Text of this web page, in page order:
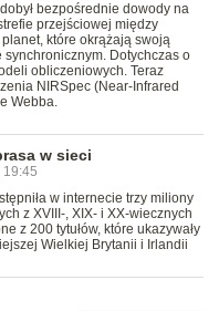
bezpośrednie dowody na
przejściowej między
które okrążają swoją
Dotychczas o
obliczeniowych. Teraz
NIRSpec (Near-Infrared
Webba.
w sieci
19:45
w internecie trzy miliony
z XVIII-, XIX- i XX-wiecznych
z 200 tytułów, które ukazywały
Wielkiej Brytanii i Irlandii